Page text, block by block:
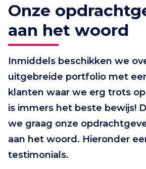
Onze
aan het woord
Inmiddels beschikken we
uitgebreide portfolio met
klanten waar we erg trots
is immers het beste bewijs!
we graag onze
aan het woord. Hieronder
testimonials.